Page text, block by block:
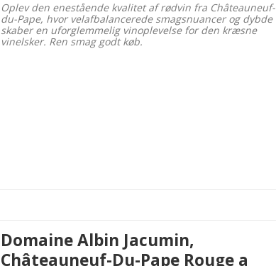
Oplev den enestående kvalitet af rødvin fra Châteauneuf-
du-Pape, hvor velafbalancerede smagsnuancer og dybde
skaber en uforglemmelig vinoplevelse for den kræsne
vinelsker. Ren smag godt køb.
Domaine Albin Jacumin,
Châteauneuf-Du-Pape Rouge a